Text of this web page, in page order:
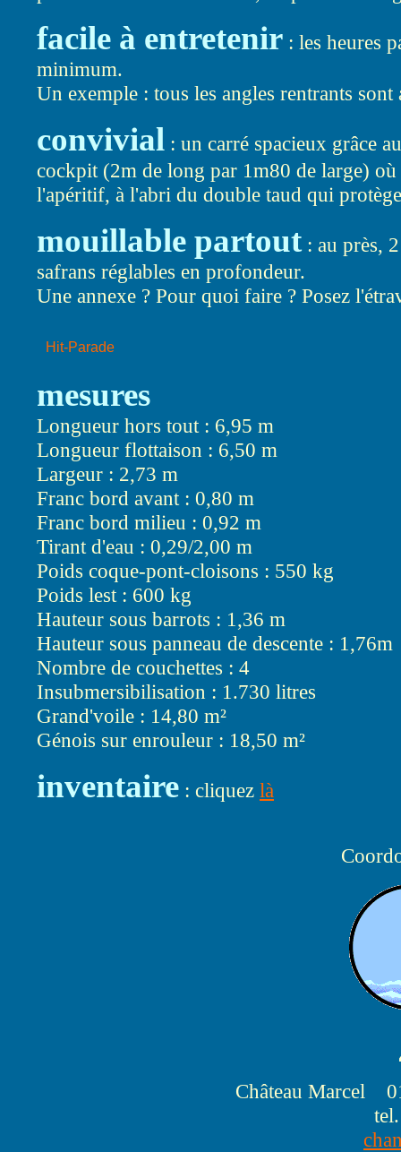
facile à entretenir : les heures
minimum.
Un exemple : tous les angles rentrants
convivial : un carré spacieux grâce
cockpit (2m de long par 1m80 de large)
l'apéritif, à l'abri du double taud qui
mouillable partout: au près,
safrans réglables en profondeur.
Une annexe ? Pour quoi faire ? Posez
mesures
Longueur hors tout : 6,95 m
Longueur flottaison : 6,50 m
Largeur : 2,73 m
Franc bord avant : 0,80 m
Franc bord milieu : 0,92 m
Tirant d'eau : 0,29/2,00 m
Poids coque-pont-cloisons : 550 kg
Poids lest : 600 kg
Hauteur sous barrots : 1,36 m
Hauteur sous panneau de descente : 1,76m
Nombre de couchettes : 4
Insubmersibilisation : 1.730 litres
Grand'voile : 14,80 m²
Génois sur enrouleur : 18,50 m²
inventaire : cliquez là
Château Marcel